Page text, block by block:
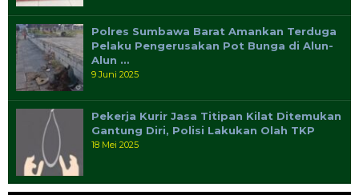
Polres Sumbawa Barat Amankan Terduga
Pelaku Pengerusakan Pot Bunga di Alun-
Alun …
9 Juni 2025
Pekerja Kurir Jasa Titipan Kilat Ditemukan
Gantung Diri, Polisi Lakukan Olah TKP
18 Mei 2025